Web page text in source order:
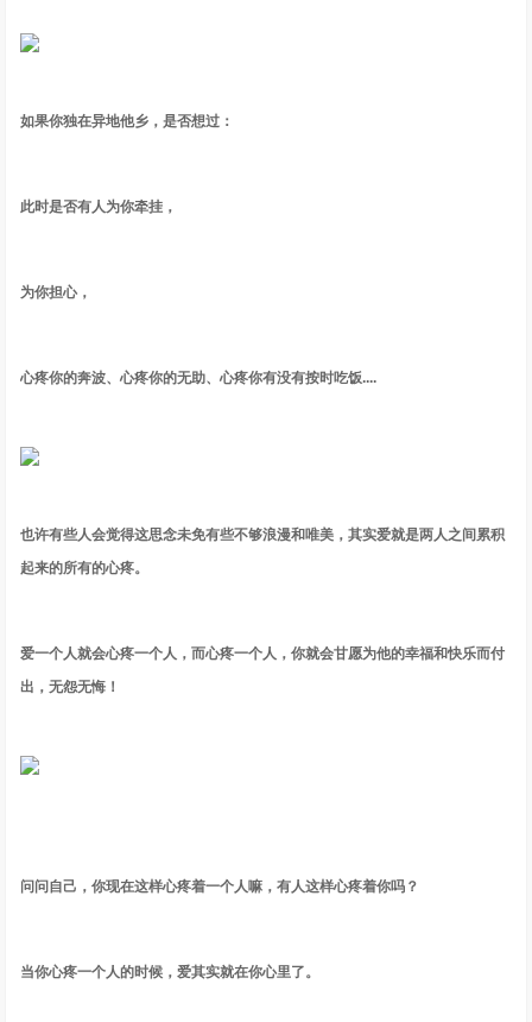
如果你独在异地他乡，是否想过：
此时是否有人为你牵挂，
为你担心，
心疼你的奔波、心疼你的无助、心疼你有没有按时吃饭....
也许有些人会觉得这思念未免有些不够浪漫和唯美，其实爱就是两人之间累积
起来的所有的心疼。
爱一个人就会心疼一个人，而心疼一个人，你就会甘愿为他的幸福和快乐而付
出，无怨无悔！
问问自己，你现在这样心疼着一个人嘛，有人这样心疼着你吗？
当你心疼一个人的时候，爱其实就在你心里了。